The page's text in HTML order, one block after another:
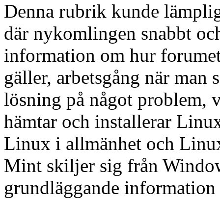
Denna rubrik kunde
där nykomlingen snabbt
information om hur
gäller, arbetsgång när man
lösning på något problem,
hämtar och installerar
Linux i allmänhet och
Mint skiljer sig från
grundläggande